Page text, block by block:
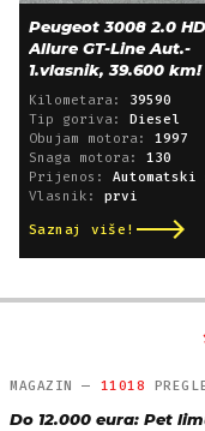
Peugeot 3008 2.0
Allure GT-Line Aut.-
1.vlasnik, 39.600 km!
Kilometara: 39590
Tip goriva: Diesel
Obujam motora: 1997
Snaga motora: 130
Prijenos: Automatski
Vlasnik: prvi
Saznaj više!
MAGAZIN — 11018
Do 12.000 eura: Pet